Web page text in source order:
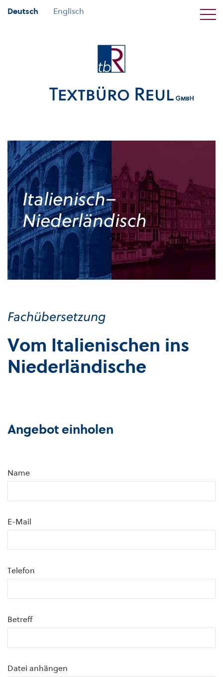
Deutsch Englisch
Italienisch–
Niederländisch
Fachübersetzung
Vom Italienischen ins
Niederländische
Angebot einholen
Name
E-Mail
Telefon
Betreff
Datei anhängen